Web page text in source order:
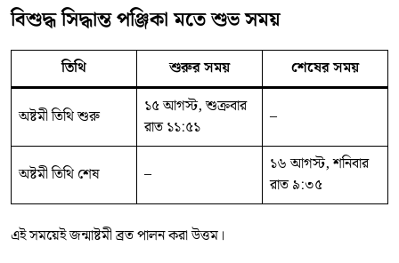
বিশুদ্ধ সিদ্ধান্ত পঞ্জিকা মতে শুভ সময়
তিথি শুরুর সময় শেষের সময়
অষ্টমী তিথি শুরু
১৫ আগস্ট, শুক্রবার
রাত ১১:৫১
–
অষ্টমী তিথি শেষ –
১৬ আগস্ট, শনিবার
রাত ৯:৩৫
এই সময়েই জন্মাষ্টমী ব্রত পালন করা উত্তম।